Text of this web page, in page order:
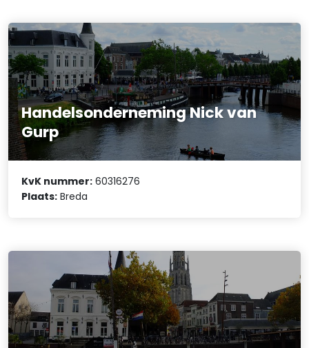
Handelsonderneming Nick van
Gurp
KvK nummer: 60316276
Plaats: Breda